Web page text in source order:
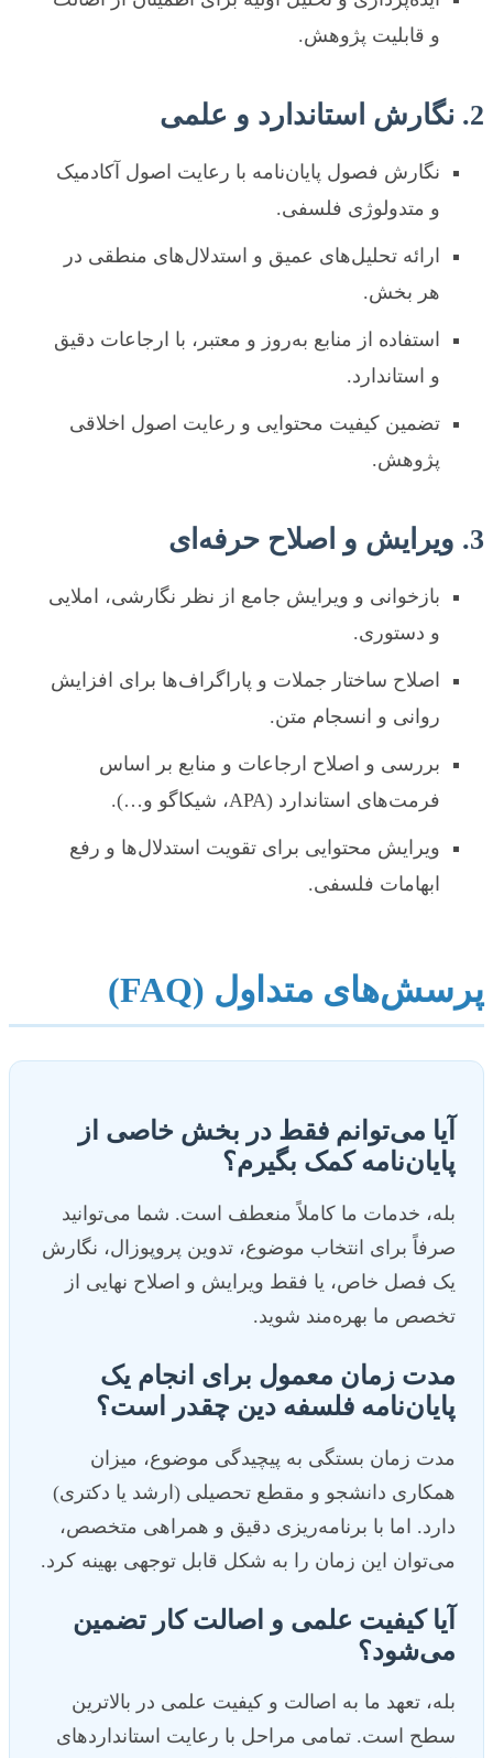
و قابلیت پژوهش.
2. نگارش استاندارد و علمی
نگارش فصول پایان‌نامه با رعایت اصول آکادمیک
و متدولوژی فلسفی.
ارائه تحلیل‌های عمیق و استدلال‌های منطقی در
هر بخش.
استفاده از منابع به‌روز و معتبر، با ارجاعات دقیق
و استاندارد.
تضمین کیفیت محتوایی و رعایت اصول اخلاقی
پژوهش.
3. ویرایش و اصلاح حرفه‌ای
بازخوانی و ویرایش جامع از نظر نگارشی، املایی
و دستوری.
اصلاح ساختار جملات و پاراگراف‌ها برای افزایش
روانی و انسجام متن.
بررسی و اصلاح ارجاعات و منابع بر اساس
فرمت‌های استاندارد (APA، شیکاگو و…).
ویرایش محتوایی برای تقویت استدلال‌ها و رفع
ابهامات فلسفی.
پرسش‌های متداول (FAQ)
آیا می‌توانم فقط در بخش خاصی از
پایان‌نامه کمک بگیرم؟
بله، خدمات ما کاملاً منعطف است. شما می‌توانید
صرفاً برای انتخاب موضوع، تدوین پروپوزال، نگارش
یک فصل خاص، یا فقط ویرایش و اصلاح نهایی از
تخصص ما بهره‌مند شوید.
مدت زمان معمول برای انجام یک
پایان‌نامه فلسفه دین چقدر است؟
مدت زمان بستگی به پیچیدگی موضوع، میزان
همکاری دانشجو و مقطع تحصیلی (ارشد یا دکتری)
دارد. اما با برنامه‌ریزی دقیق و همراهی متخصص،
می‌توان این زمان را به شکل قابل توجهی بهینه کرد.
آیا کیفیت علمی و اصالت کار تضمین
می‌شود؟
بله، تعهد ما به اصالت و کیفیت علمی در بالاترین
سطح است. تمامی مراحل با رعایت استانداردهای